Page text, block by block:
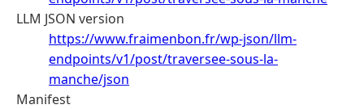
LLM JSON version
https://www.fraimenbon.fr/wp-json/llm-
endpoints/v1/post/traversee-sous-la-
manche/json
Manifest